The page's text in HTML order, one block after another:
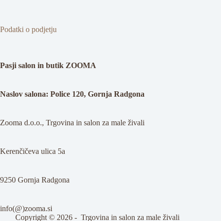
Podatki o podjetju
Pasji salon in butik ZOOMA
Naslov salona: Police 120, Gornja Radgona
Zooma d.o.o., Trgovina in salon za male živali
Kerenčičeva ulica 5a
9250 Gornja Radgona
info(@)zooma.si
Copyright © 2026 - Trgovina in salon za male živali